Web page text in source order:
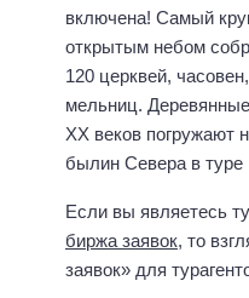
включена! Самый
открытым небом
120 церквей,
мельниц.
XX веков погружают
былин Севера в туре
Если вы являетесь
биржа заявок, то
заявок» для